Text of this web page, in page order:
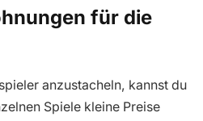
für die
anzustacheln, kannst du
Spiele kleine Preise